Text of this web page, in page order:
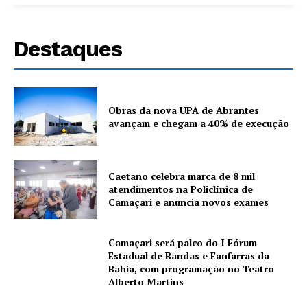
Destaques
Obras da nova UPA de Abrantes
avançam e chegam a 40% de execução
Caetano celebra marca de 8 mil
atendimentos na Policlínica de
Camaçari e anuncia novos exames
Camaçari será palco do I Fórum
Estadual de Bandas e Fanfarras da
Bahia, com programação no Teatro
Alberto Martins